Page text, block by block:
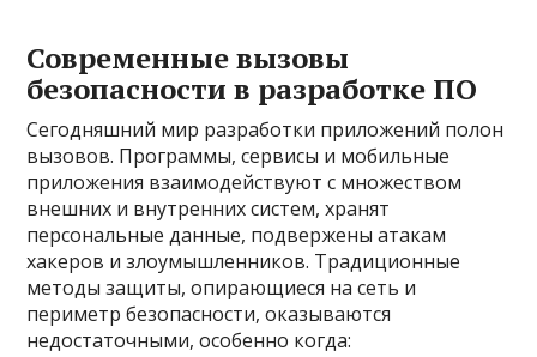
Современные вызовы
безопасности в разработке ПО
Сегодняшний мир разработки приложений полон
вызовов. Программы, сервисы и мобильные
приложения взаимодействуют с множеством
внешних и внутренних систем, хранят
персональные данные, подвержены атакам
хакеров и злоумышленников. Традиционные
методы защиты, опирающиеся на сеть и
периметр безопасности, оказываются
недостаточными, особенно когда: